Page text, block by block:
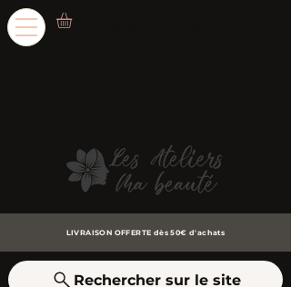
LIVRAISON OFFERTE dès 50€ d'achats
Rechercher sur le site